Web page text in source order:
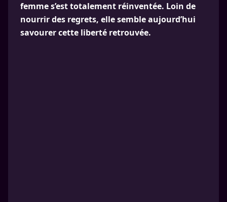
femme s’est totalement réinventée. Loin de
nourrir des regrets, elle semble aujourd’hui
savourer cette liberté retrouvée.